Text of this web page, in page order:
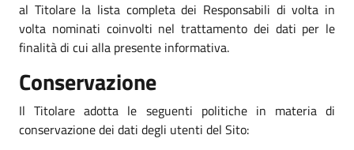
al Titolare la lista completa dei Responsabili di volta in
volta nominati coinvolti nel trattamento dei dati per le
finalità di cui alla presente informativa.
Conservazione
Il Titolare adotta le seguenti politiche in materia di
conservazione dei dati degli utenti del Sito: